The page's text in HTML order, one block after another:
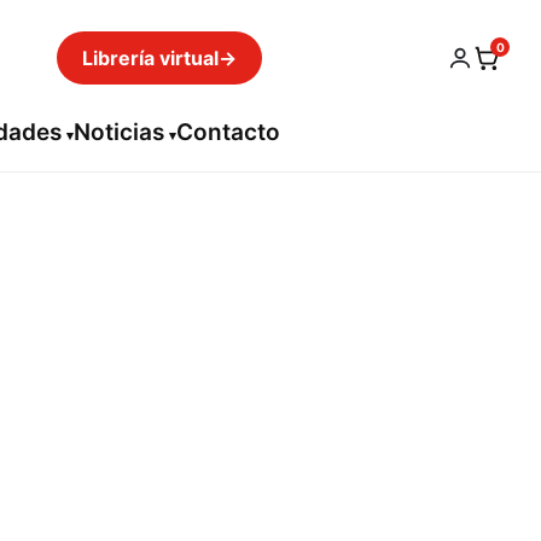
Librería virtual→ 0
Noticias Contacto